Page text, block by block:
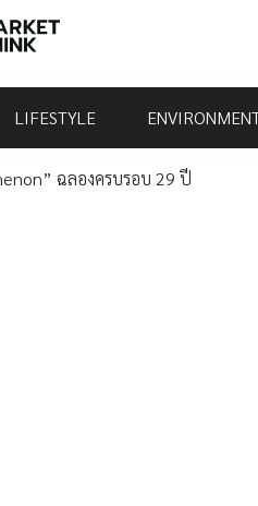
LIFESTYLE